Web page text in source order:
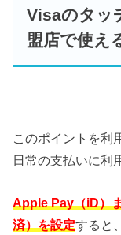
Visaのタッ
盟店で使え
このポイントを利
日常の支払いに利
Apple Pay（iD）
済）を設定すると